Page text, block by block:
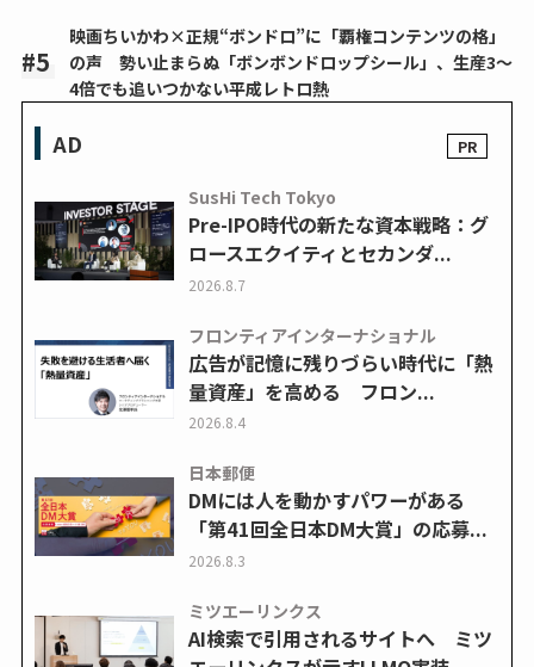
映画ちいかわ×正規“ボンドロ”に「覇権コンテンツの格」
の声 勢い止まらぬ「ボンボンドロップシール」、生産3～
4倍でも追いつかない平成レトロ熱
AD
SusHi Tech Tokyo
Pre-IPO時代の新たな資本戦略：グ
ロースエクイティとセカンダ...
2026.8.7
フロンティアインターナショナル
広告が記憶に残りづらい時代に「熱
量資産」を高める フロン...
2026.8.4
日本郵便
DMには人を動かすパワーがある
「第41回全日本DM大賞」の応募...
2026.8.3
ミツエーリンクス
AI検索で引用されるサイトへ ミツ